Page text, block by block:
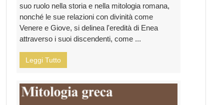
suo ruolo nella storia e nella mitologia romana,
nonché le sue relazioni con divinità come
Venere e Giove, si delinea l'eredità di Enea
attraverso i suoi discendenti, come ...
Leggi Tutto